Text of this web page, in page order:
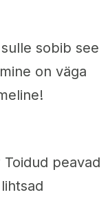
sobib see
on väga
peavad